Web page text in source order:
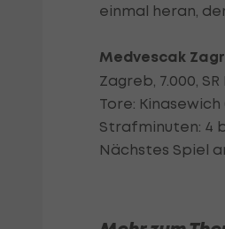
einmal heran,
Medvescak
Zagreb, 7.000,
Tore: Kinasewich
Strafminuten: 4
Nächstes Spiel